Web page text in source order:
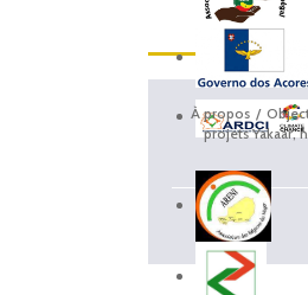
À propos
projets Yakaar,